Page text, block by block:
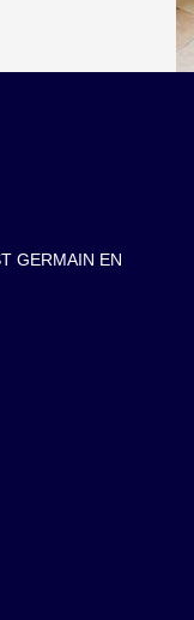
GERMAIN EN